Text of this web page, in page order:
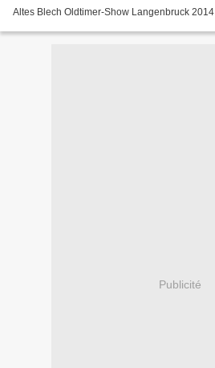
Altes Blech Oldtimer-Show Langenbruck 2014
Publicité